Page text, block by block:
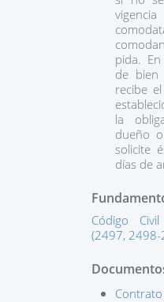
pida.
de bien
recibe
la
dueño
solicite
días de
Código
(2497, 2498-